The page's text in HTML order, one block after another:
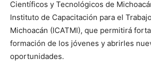
Científicos y Tecnológicos de
Instituto de Capacitación para el
Michoacán (ICATMI), que permitirá
formación de los jóvenes y abrirles
oportunidades.